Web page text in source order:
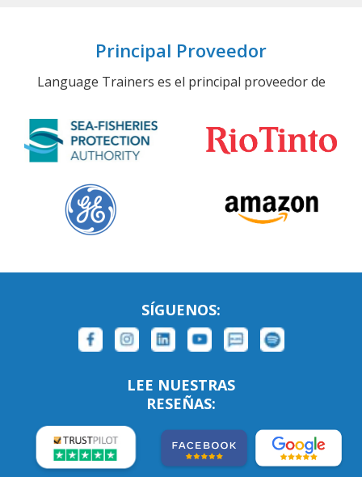
Principal Proveedor
Language Trainers es el principal proveedor de
SÍGUENOS:
LEE NUESTRAS
RESEÑAS: